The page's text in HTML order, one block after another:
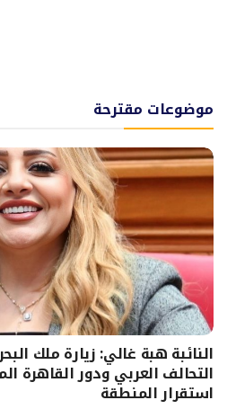
موضوعات مقترحة
النائبة هبة غالي: زيارة ملك
التحالف العربي ودور القاهرة
استقرار المنطقة